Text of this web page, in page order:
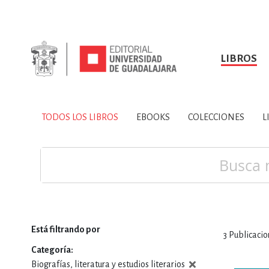
LIBROS
TODOS LOS LIBROS
SOBRE NOSOTROS HISTORIA
CIENCIAS DE LA
TODOS LOS LIBROS EBOOKS COLECCIONES
3
Está filtrando por
Categoría
Biografías, literatura y estudios literarios